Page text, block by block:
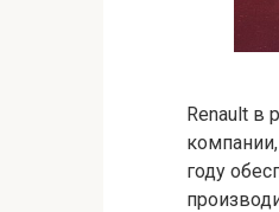
Renault в
году